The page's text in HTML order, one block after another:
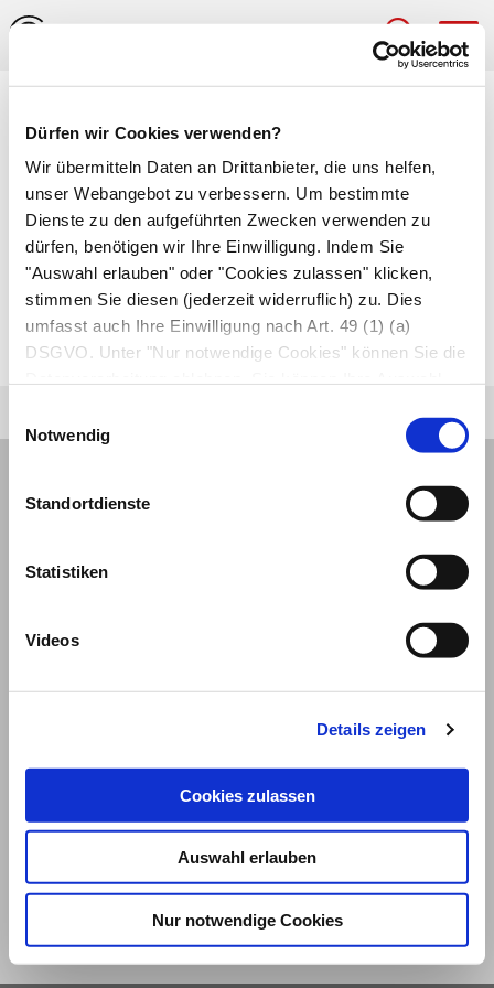
Dürfen wir Cookies verwenden?
Wir übermitteln Daten an Drittanbieter, die uns helfen,
unser Webangebot zu verbessern. Um bestimmte
Dienste zu den aufgeführten Zwecken verwenden zu
dürfen, benötigen wir Ihre Einwilligung. Indem Sie
"Auswahl erlauben" oder "Cookies zulassen" klicken,
stimmen Sie diesen (jederzeit widerruflich) zu. Dies
umfasst auch Ihre Einwilligung nach Art. 49 (1) (a)
DSGVO. Unter "Nur notwendige Cookies" können Sie die
Notwendig
Standortdienste
Statistiken
Videos
Details zeigen
Cookies zulassen
Auswahl erlauben
Nur notwendige Cookies
Symphyse (Symphysis)
Aus Faserknorpel undBindegewebebestehende
Verbindung zwischen zweiKnochen. Ein Beispiel
für eine Symphyse ist dieSchambeinfuge
(Symphysis pubis) zwischen den beiden
Sitzbeinenam Becken.
Datenschutz Privatsphäre